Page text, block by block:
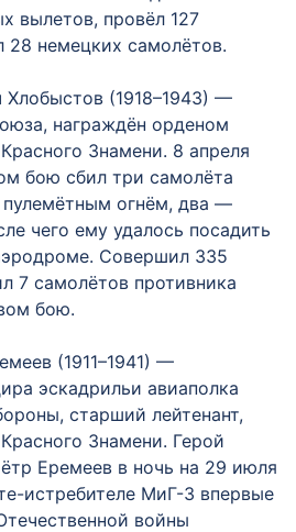
вылетов, провёл 127
28 немецких самолётов.
Хлобыстов (1918–1943) —
награждён орденом
Знамени. 8 апреля
бою сбил три самолёта
огнём, два —
чего ему удалось посадить
Совершил 335
7 самолётов противника
бою.
(1911–1941) —
эскадрильи авиаполка
старший лейтенант,
Знамени. Герой
Еремеев в ночь на 29 июля
истребителе МиГ-3 впервые
войны